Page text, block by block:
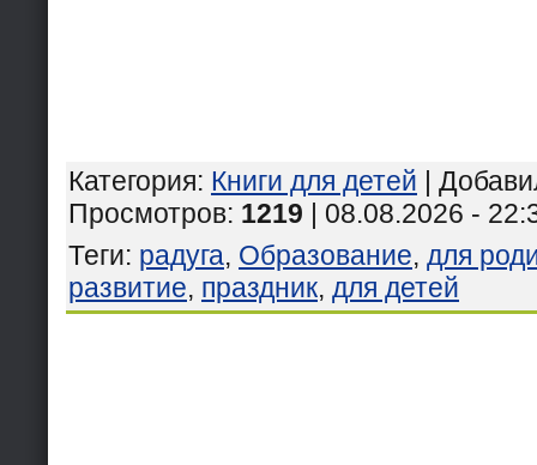
Категория: Книги для детей |
Просмотров: 1219 | 08.08.2026 -
Теги: радуга, Образование, для
развитие, праздник, для детей